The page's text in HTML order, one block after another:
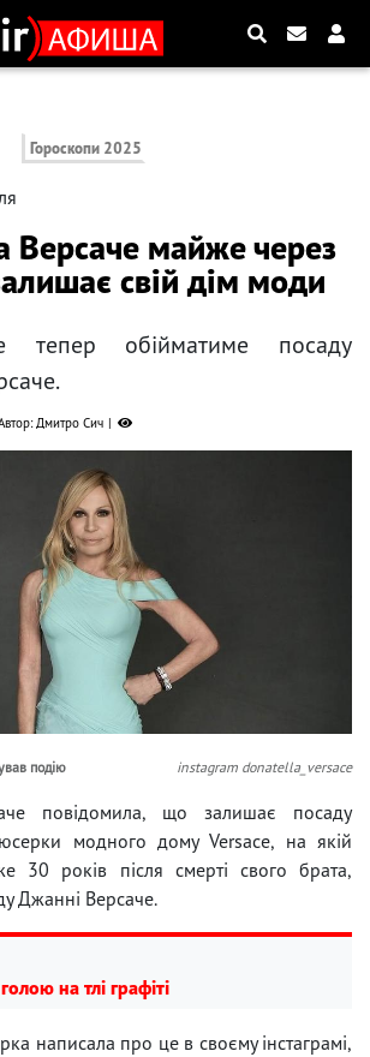
Гороскопи 2025
Версаче майже через
свій дім моди
тепер обійматиме посаду
Дмитро Сич
подію instagram donatella_versace
повідомила, що залишає посаду
модного дому Versace, на якій
30 років після смерті свого брата,
Джанні Версаче.
на тлі графіті
написала про це в своєму інстаграмі,